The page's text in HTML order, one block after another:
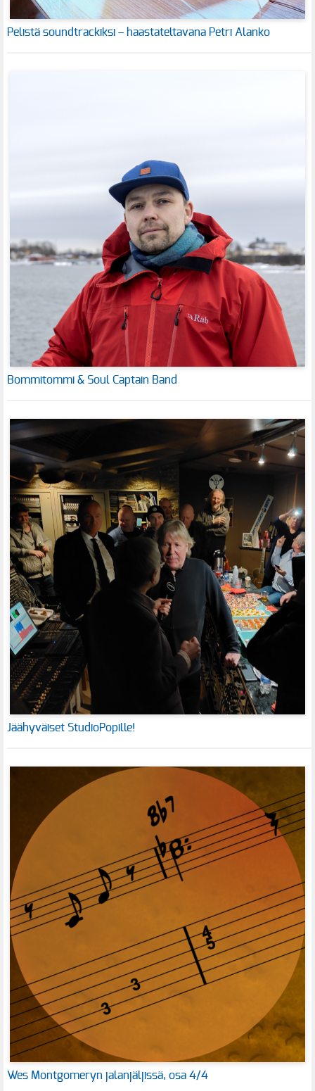
Pelistä soundtrackiksi – haastateltavana Petri Alanko
Bommitommi & Soul Captain Band
Jäähyväiset StudioPopille!
Wes Montgomeryn jalanjäljissä, osa 4/4